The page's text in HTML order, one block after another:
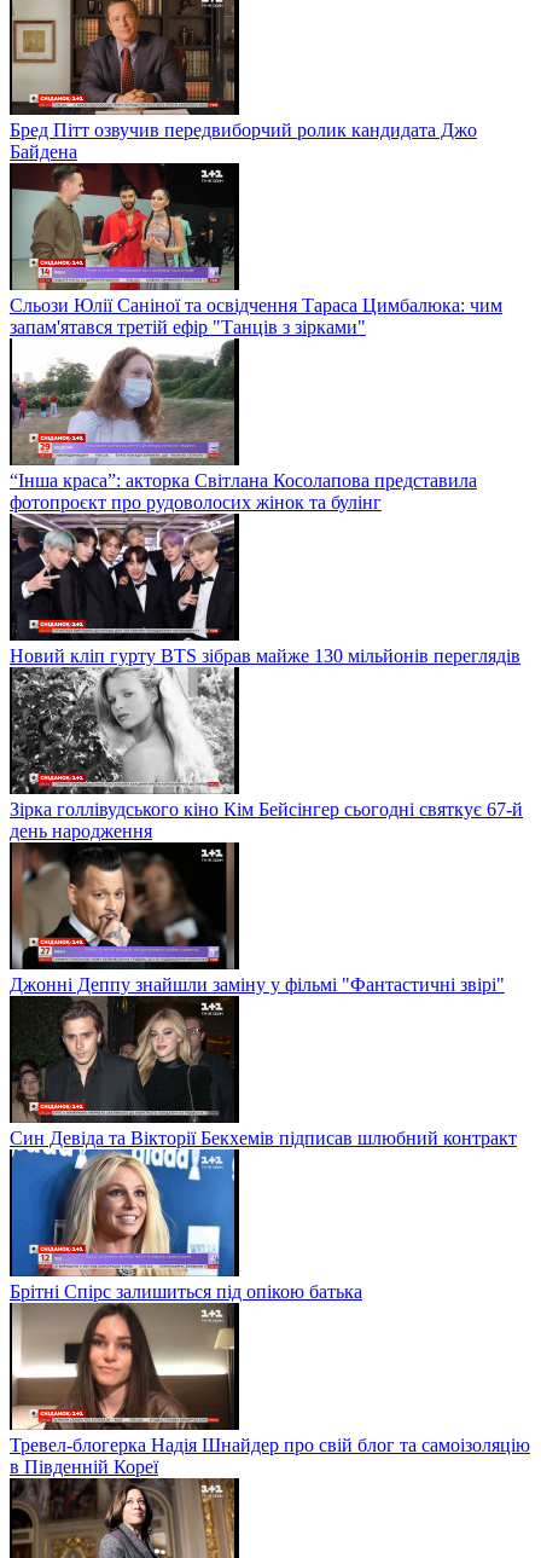
Бред Пітт озвучив передвиборчий ролик кандидата Джо
Байдена
Сльози Юлії Саніної та освідчення Тараса Цимбалюка: чим
запам'ятався третій ефір "Танців з зірками"
“Інша краса”: акторка Світлана Косолапова представила
фотопроєкт про рудоволосих жінок та булінг
Новий кліп гурту BTS зібрав майже 130 мільйонів переглядів
Зірка голлівудського кіно Кім Бейсінгер сьогодні святкує 67-й
день народження
Джонні Деппу знайшли заміну у фільмі "Фантастичні звірі"
Син Девіда та Вікторії Бекхемів підписав шлюбний контракт
Брітні Спірс залишиться під опікою батька
Тревел-блогерка Надія Шнайдер про свій блог та самоізоляцію
в Південній Кореї